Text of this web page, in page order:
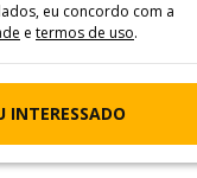
eu concordo com a
e termos de uso.
INTERESSADO